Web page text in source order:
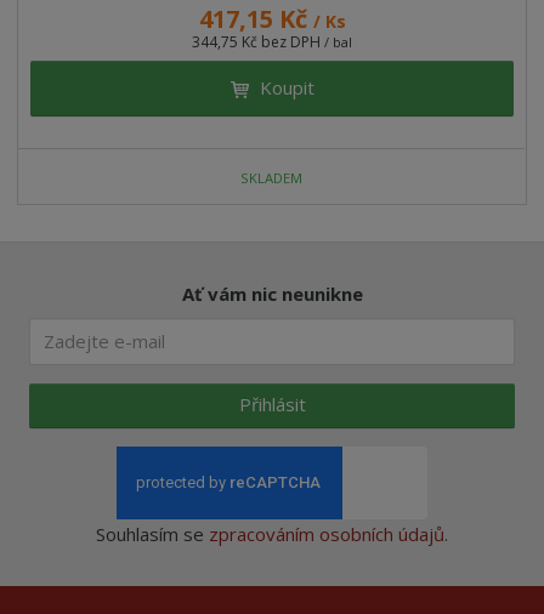
417,15 Kč / Ks
344,75 Kč bez DPH / bal
Koupit
SKLADEM
Ať vám nic neunikne
Přihlásit
Souhlasím se zpracováním osobních údajů.